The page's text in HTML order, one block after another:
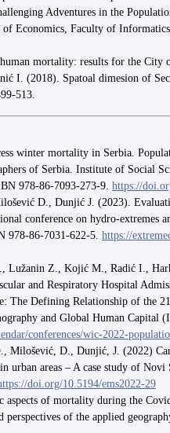
Adventures in the
Economics, Faculty of Informatics
mortality: results for the
I. (2018). Spatoal dimesion of
513.
winter mortality in Serbia.
of Serbia. Institute of Social
978-86-7093-273-9. https://
D., Dunjić J. (2023).
conference on hydro-extremes
978-86-7031-622-5. https://
Lužanin Z., Kojić M., Radić I.,
and Respiratory Hospital
The Defining Relationship of the
and Global Human Capital
conferences/wic-2022-
., Milošević, D., Dunjić, J. (2022)
urban areas – A case study of
doi.org/10.5194/ems2022-29
aspects of mortality during the
perspectives of the applied